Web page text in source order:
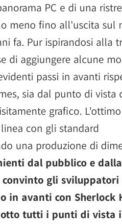
PC e di una
meno fino all'uscita sul
fa. Pur ispirandosi alla
di aggiungere alcune
passi in avanti
sia dal punto di vista
grafico.
con gli standard
una produzione di
dal pubblico e
gli sviluppatori
in avanti con Sherlock
tutti i punti di vista